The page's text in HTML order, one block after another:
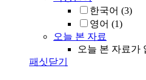
한국어 (3)
영어 (1)
오늘 본 자료
오늘 본 자료가
패싯닫기